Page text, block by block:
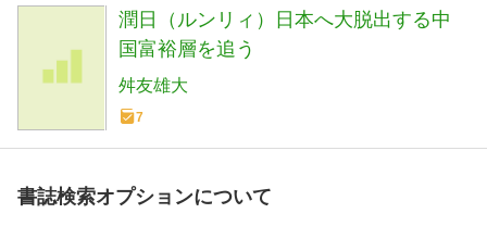
潤日（ルンリィ）日本へ大脱出する中
国富裕層を追う
舛友雄大
7
書誌検索オプションについて